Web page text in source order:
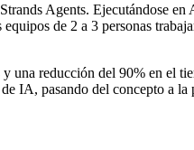
Agents. Ejecutándose en
de 2 a 3 personas
una reducción del 90% en el
IA, pasando del concepto a la